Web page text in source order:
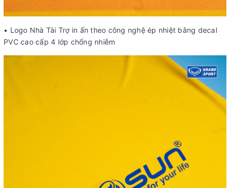
• Logo Nhà Tài Trợ in ấn theo công nghệ ép nhiệt bằng decal
PVC cao cấp 4 lớp chống nhiễm